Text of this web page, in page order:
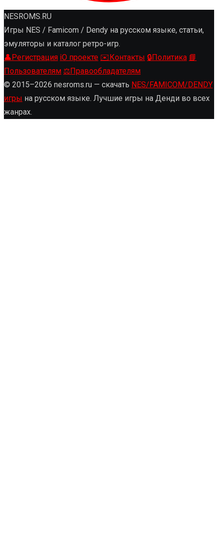
NESROMS.RU
Игры NES / Famicom / Dendy на русском языке, статьи,
эмуляторы и каталог ретро-игр.
👤 Регистрация ℹ️О проекте ✉️ Контакты 🔒Политика 📘
Пользователям ⚖️Правообладателям
© 2015–2026 nesroms.ru — скачать NES/FAMICOM/DENDY
игры на русском языке. Лучшие игры на Денди во всех
жанрах.